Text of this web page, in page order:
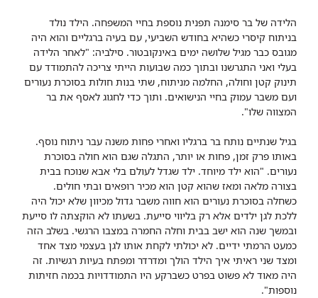
הלידה של בר סימנה תפנית נוספת בחיי המשפחה. הילד נולד
בניתוח קיסרי כשהיא בחודש השביעי, עם בעיה ברגליים והוא היה
מגובס כבר מגיל שלושה ימים באינקובטור. סילביה: "לאחר הלידה
בעלי ואני התגרשנו ובתוך כמה שבועות הייתי צריכה להתמודד עם
תינוק קטן וחולה, החלמה מניתוח, שתי בנות חולות בסוכרת נעורים
ועם משבר עמוק בחיי הנישואים. ותוך כדי לחגוג לאסף את בר
המצווה שלו".
בגיל שנתיים נותח בר ברגליו ואחרי פחות משנה עבר ניתוח נוסף.
באותו פרק זמן, פחות או יותר, התגלה שגם הוא חולה בסוכרת
נעורים. "הוא ילד מיוחד. ילד שגדל לעולם בלי אבא שנוכח בבית
בצורה מלאה ומאז שהוא קטן הוא מכיר רופאים ובתי חולים.
כשחלה בסוכרת נעורים הוא חווה משבר גדול מכיוון שלא יכול היה
ללכת לגן ילדים אלא רק בליווי סייעת. בשעתו לא הוקצתה לו סייעת
ובמשך שנה הוא ישב בבית וחלה החמרה במצבו הרגשי. בשלב הזה
כמעט הרמתי ידיים. לא יכולתי לקחת אותו לגן בעצמי מצד אחד
ומצד שני ראיתי איך הילד הולך ומדרדר ומפתח בעיות רגשיות. זה
היה מאוד לא פשוט בפרט כשברקע היו התמודדויות בכמה חזיתות
נוספות".